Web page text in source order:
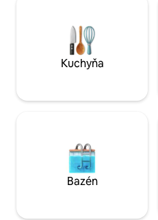
televíziou a poskytuje Netflix,
jedálenské prostredie, čistú
sprchovacím kútom, plne
kuchyňu a práčovňu! Bezplatné
Kuchyňa
Bazén